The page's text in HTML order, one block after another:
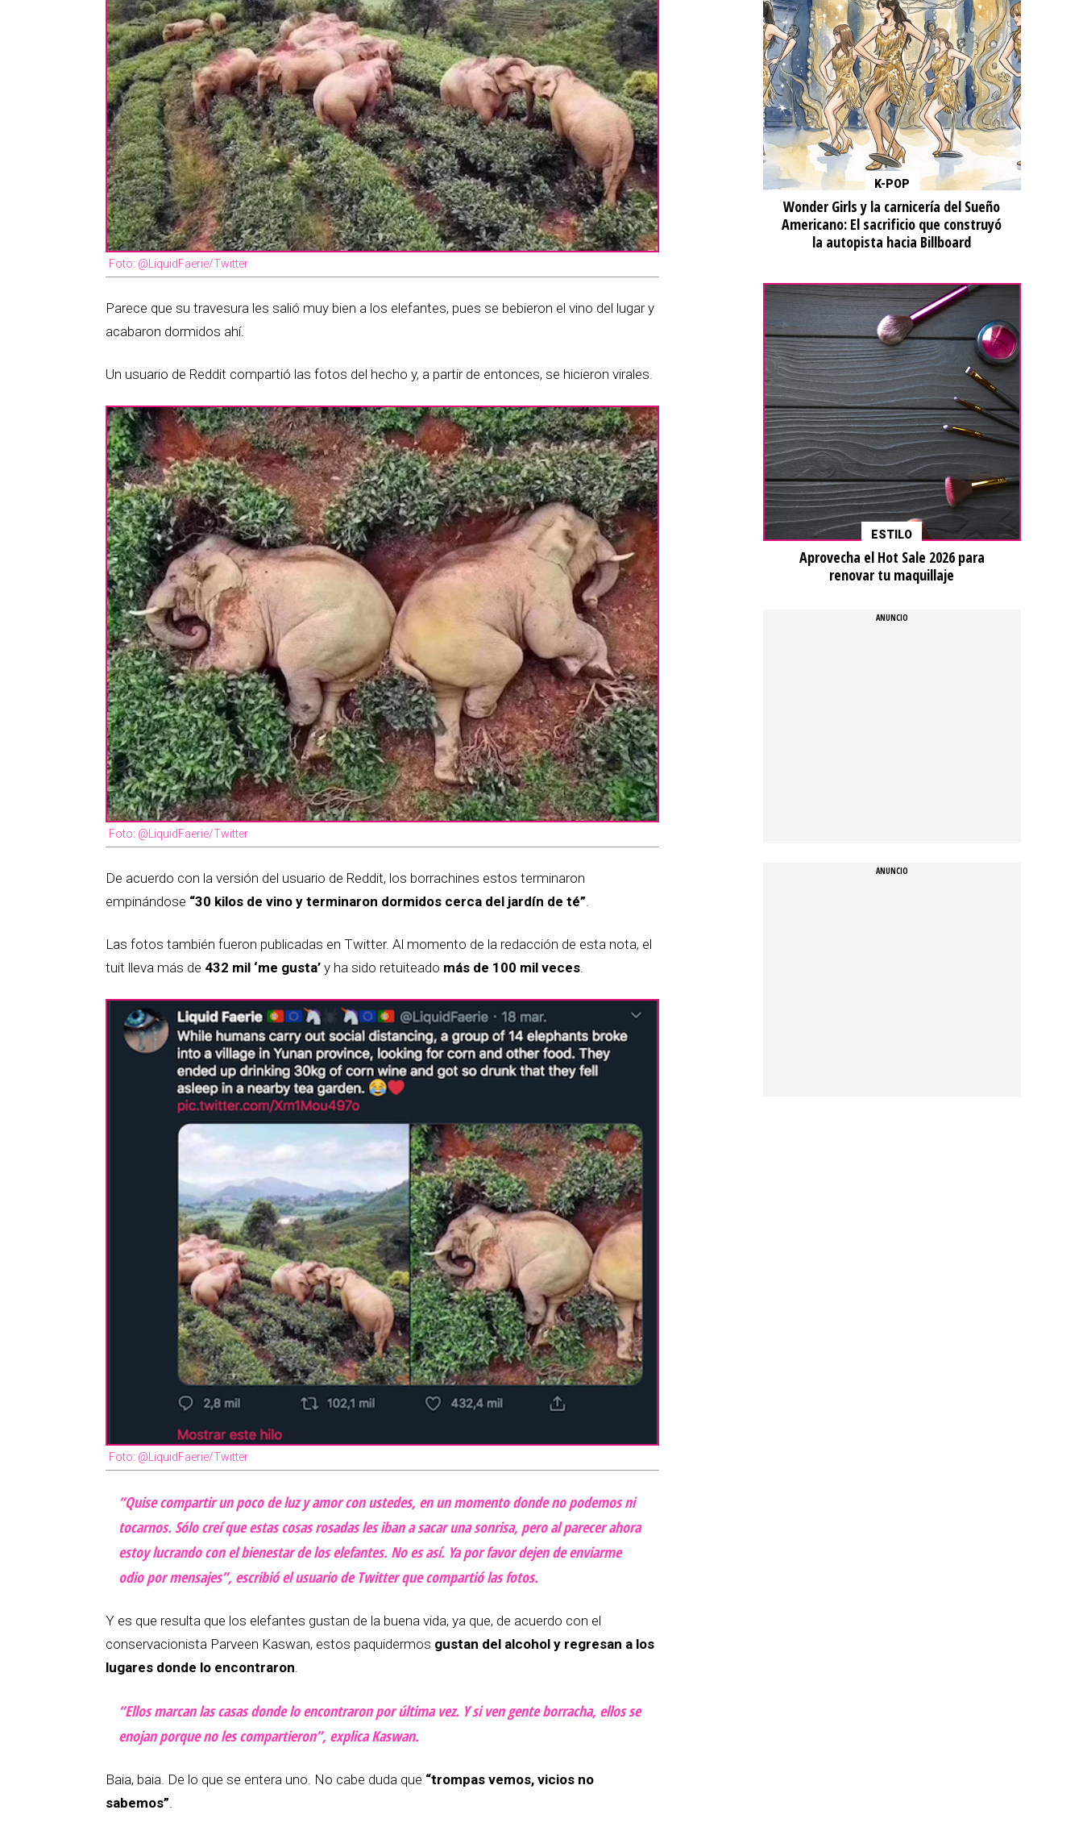
Foto: @LiquidFaerie/Twitter
Parece que su travesura les salió muy bien a los elefantes, pues se bebieron el vino del lugar y
acabaron dormidos ahí.
Un usuario de Reddit compartió las fotos del hecho y, a partir de entonces, se hicieron virales.
Foto: @LiquidFaerie/Twitter
De acuerdo con la versión del usuario de Reddit, los borrachines estos terminaron
empinándose “30 kilos de vino y terminaron dormidos cerca del jardín de té”
Las fotos también fueron publicadas en Twitter. Al momento de la redacción de esta nota, el
tuit lleva más de 432 mil ‘me gusta’ y ha sido retuiteado más de 100 mil veces
Foto: @LiquidFaerie/Twitter
“Quise compartir un poco de luz y amor con ustedes, en un momento donde no podemos ni
tocarnos. Sólo creí que estas cosas rosadas les iban a sacar una sonrisa, pero al parecer ahora
estoy lucrando con el bienestar de los elefantes. No es así. Ya por favor dejen de enviarme
odio por mensajes”, escribió el usuario de Twitter que compartió las fotos.
Y es que resulta que los elefantes gustan de la buena vida, ya que, de acuerdo con el
conservacionista Parveen Kaswan, estos paquidermos gustan del alcohol y regresan a los
lugares donde lo encontraron.
“Ellos marcan las casas donde lo encontraron por última vez. Y si ven gente borracha, ellos se
enojan porque no les compartieron”, explica Kaswan.
Baia, baia. De lo que se entera uno. No cabe duda que “trompas vemos, vicios no
sabemos”.
K-POP
Wonder Girls y la carnicería del Sueño
Americano: El sacrificio que construyó
la autopista hacia Billboard
ESTILO
Aprovecha el Hot Sale 2026 para
renovar tu maquillaje